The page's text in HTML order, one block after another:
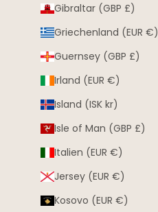
Gibraltar (GBP £)
Griechenland (EUR €)
Guernsey (GBP £)
Irland (EUR €)
Island (ISK kr)
Isle of Man (GBP £)
Italien (EUR €)
Jersey (EUR €)
Kosovo (EUR €)